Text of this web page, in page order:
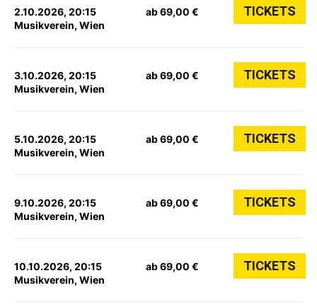
2.10.2026, 20:15
Musikverein, Wien
ab 69,00 € TICKETS
3.10.2026, 20:15
Musikverein, Wien
ab 69,00 € TICKETS
5.10.2026, 20:15
Musikverein, Wien
ab 69,00 € TICKETS
9.10.2026, 20:15
Musikverein, Wien
ab 69,00 € TICKETS
10.10.2026, 20:15
Musikverein, Wien
ab 69,00 € TICKETS